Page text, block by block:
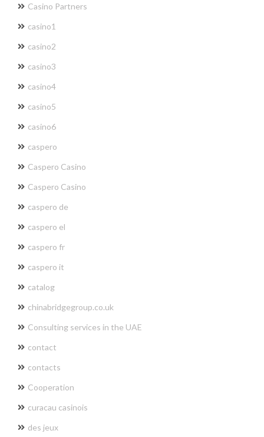
Casino Partners
casino1
casino2
casino3
casino4
casino5
casino6
caspero
Caspero Casino
Caspero Casino
caspero de
caspero el
caspero fr
caspero it
catalog
chinabridgegroup.co.uk
Consulting services in the UAE
contact
contacts
Cooperation
curacau casinois
des jeux